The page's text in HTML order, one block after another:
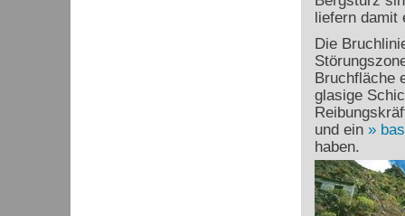
liefern damit
Die
Bruchfläche
glasige
und ein
haben.